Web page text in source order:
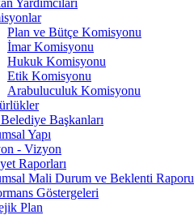
Yardımcıları
Plan ve Bütçe Komisyonu
İmar Komisyonu
Hukuk Komisyonu
Etik Komisyonu
Arabuluculuk Komisyonu
Başkanları
Yapı
- Vizyon
Raporları
Mali Durum ve Beklenti Raporu
Göstergeleri
Plan